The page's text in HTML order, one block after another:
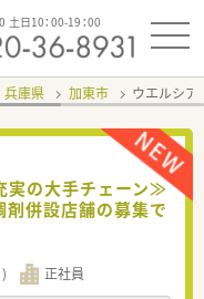
土日10：00-19：00
兵庫県 加東市 ウエルシ
実の大手チェーン≫
併設店舗の募集で
正社員